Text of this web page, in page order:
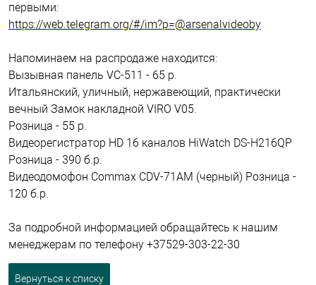
первыми:
https://web.telegram.org/#/im?p=@arsenalvideoby
Напоминаем на распродаже находится:
Вызывная панель VC-511 - 65 р.
Итальянский, уличный, нержавеющий, практически
вечный Замок накладной VIRO V05.
Розница - 55 р.
Видеорегистратор HD 16 каналов HiWatch DS-H216QP
Розница - 390 б.р.
Видеодомофон Commax CDV-71AM (черный) Розница -
120 б.р.
За подробной информацией обращайтесь к нашим
менеджерам по телефону +37529-303-22-30
Вернуться к списку